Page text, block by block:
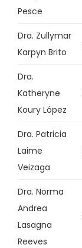
Pesce
Dra. Zullymar
Karpyn Brito
Dra.
Katheryne
Koury López
Dra. Patricia
Laime
Veizaga
Dra. Norma
Andrea
Lasagna
Reeves